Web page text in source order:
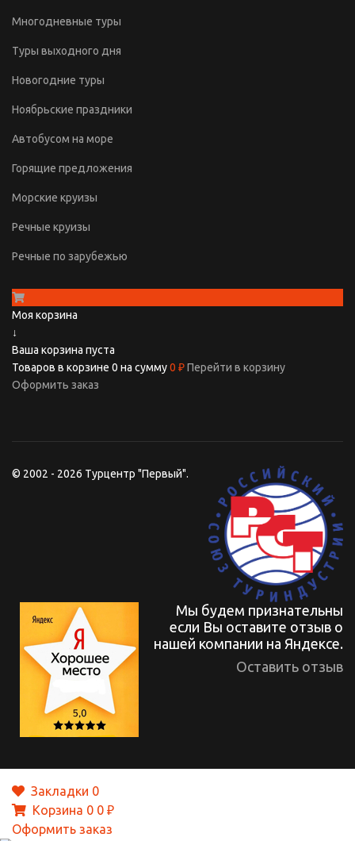
Многодневные туры
Туры выходного дня
Новогодние туры
Ноябрьские праздники
Автобусом на море
Горящие предложения
Морские круизы
Речные круизы
Речные по зарубежью
Моя корзина
↓
Ваша корзина пуста
Товаров в корзине 0 на сумму0 ₽Перейти в корзину
Оформить заказ
© 2002 - 2026 Турцентр "Первый".
Мы будем признательны
если Вы оставите отзыв о
нашей компании на Яндексе.
Оставить отзыв
Закладки 0
Корзина 0 0 ₽
Оформить заказ